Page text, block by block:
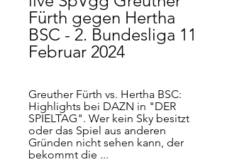
Fürth gegen Hertha
BSC - 2. Bundesliga 11
Februar 2024
Greuther Fürth vs. Hertha BSC:
Highlights bei DAZN in "DER
SPIELTAG". Wer kein Sky besitzt
oder das Spiel aus anderen
Gründen nicht sehen kann, der
bekommt die ...